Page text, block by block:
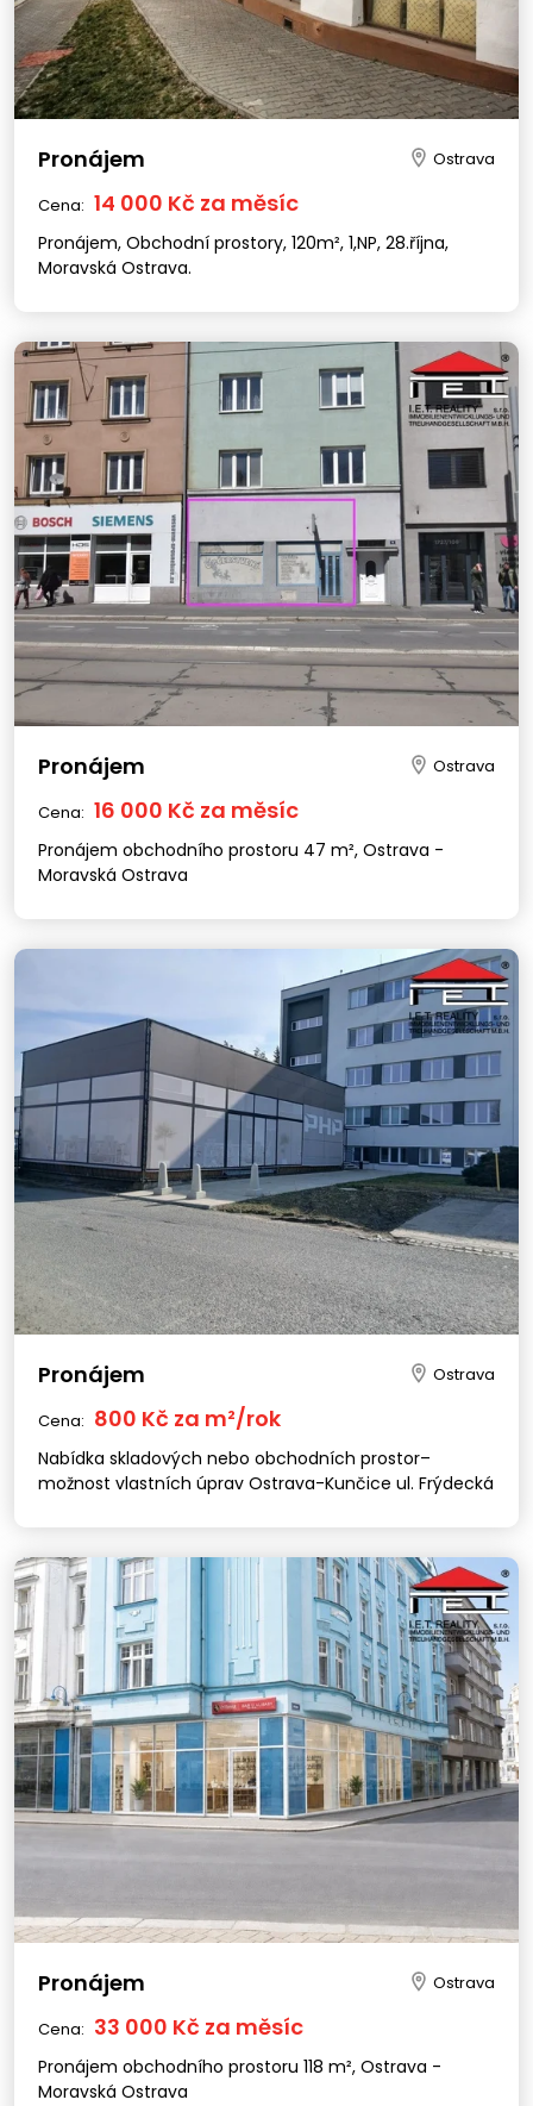
Pronájem Ostrava
Cena: 14 000 Kč za měsíc
Pronájem, Obchodní prostory, 120m², 1,NP, 28.října,
Moravská Ostrava.
Pronájem Ostrava
Cena: 16 000 Kč za měsíc
Pronájem obchodního prostoru 47 m², Ostrava -
Moravská Ostrava
Pronájem Ostrava
Cena: 800 Kč za m²/rok
Nabídka skladových nebo obchodních prostor–
možnost vlastních úprav Ostrava-Kunčice ul. Frýdecká
Pronájem Ostrava
Cena: 33 000 Kč za měsíc
Pronájem obchodního prostoru 118 m², Ostrava -
Moravská Ostrava